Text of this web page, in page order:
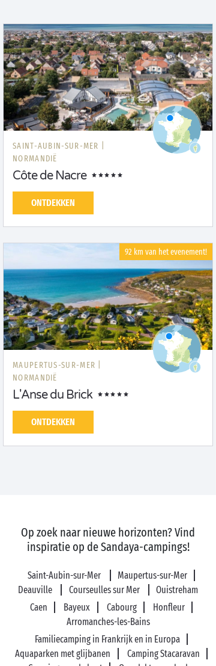
SAINT-AUBIN-SUR-MER |
NORMANDIË
Côte de Nacre
ONTDEKKEN
92 km van het evenement!
MAUPERTUS-SUR-MER |
NORMANDIË
L'Anse du Brick
ONTDEKKEN
Op zoek naar nieuwe horizonten? Vind
inspiratie op de Sandaya-campings!
Saint-Aubin-sur-Mer
Maupertus-sur-Mer
Deauville
Courseulles sur Mer
Ouistreham
Caen
Bayeux Cabourg
Honfleur
Arromanches-les-Bains
Familiecamping in Frankrijk en in Europa
Aquaparken met glijbanen
Camping Stacaravan